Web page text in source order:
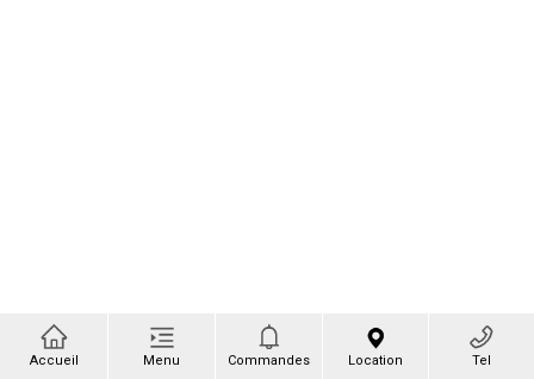
Accueil Menu Commandes Location Tel